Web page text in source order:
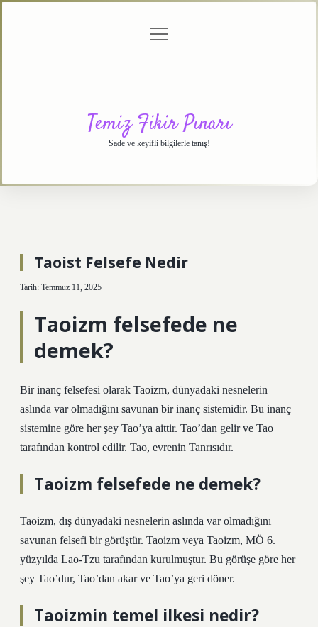
menüyü
Temiz Fikir Pınarı
Sade ve keyifli bilgilerle tanış!
Taoist Felsefe Nedir
Tarih: Temmuz 11, 2025
Taoizm felsefede ne
demek?
Bir inanç felsefesi olarak Taoizm, dünyadaki nesnelerin
aslında var olmadığını savunan bir inanç sistemidir. Bu inanç
sistemine göre her şey Tao’ya aittir. Tao’dan gelir ve Tao
tarafından kontrol edilir. Tao, evrenin Tanrısıdır.
Taoizm felsefede ne demek?
Taoizm, dış dünyadaki nesnelerin aslında var olmadığını
savunan felsefi bir görüştür. Taoizm veya Taoizm, MÖ 6.
yüzyılda Lao-Tzu tarafından kurulmuştur. Bu görüşe göre her
şey Tao’dur, Tao’dan akar ve Tao’ya geri döner.
Taoizmin temel ilkesi nedir?